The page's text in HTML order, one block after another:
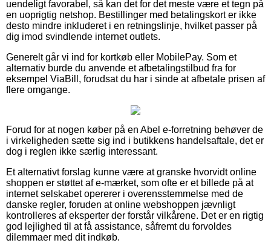
uendeligt favorabel, så kan det for det meste være et tegn på
en uoprigtig netshop. Bestillinger med betalingskort er ikke
desto mindre inkluderet i en retningslinje, hvilket passer på
dig imod svindlende internet outlets.
Generelt går vi ind for kortkøb eller MobilePay. Som et
alternativ burde du anvende et afbetalingstilbud fra for
eksempel ViaBill, forudsat du har i sinde at afbetale prisen af
flere omgange.
Forud for at nogen køber på en Abel e-forretning behøver de
i virkeligheden sætte sig ind i butikkens handelsaftale, det er
dog i reglen ikke særlig interessant.
Et alternativt forslag kunne være at granske hvorvidt online
shoppen er støttet af e-mærket, som ofte er et billede på at
internet selskabet opererer i overensstemmelse med de
danske regler, foruden at online webshoppen jævnligt
kontrolleres af eksperter der forstår vilkårene. Det er en rigtig
god lejlighed til at få assistance, såfremt du forvoldes
dilemmaer med dit indkøb.